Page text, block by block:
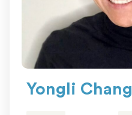
Yongli Chang